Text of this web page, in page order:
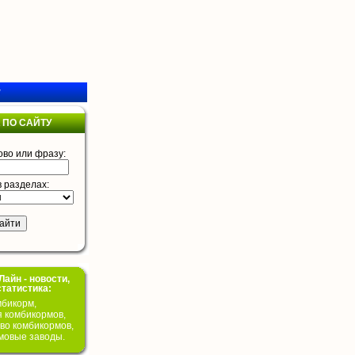
САЙТУ
или фразу:
разделах:
- новости,
комбикормов,
комбикормов,
заводы.